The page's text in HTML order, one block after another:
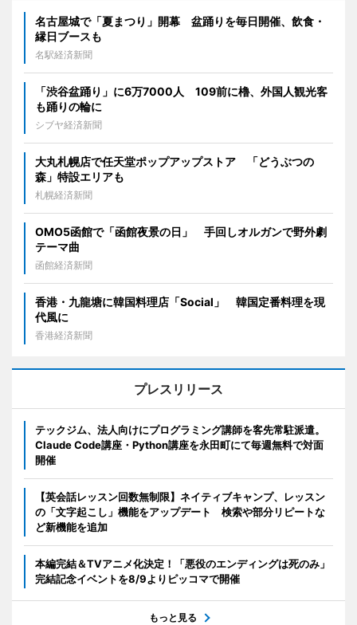
名古屋城で「夏まつり」開幕 盆踊りを毎日開催、飲食・
縁日ブースも
名駅経済新聞
「渋谷盆踊り」に6万7000人 109前に櫓、外国人観光客
も踊りの輪に
シブヤ経済新聞
大丸札幌店で任天堂ポップアップストア 「どうぶつの
森」特設エリアも
札幌経済新聞
OMO5函館で「函館夜景の日」 手回しオルガンで野外劇
テーマ曲
函館経済新聞
香港・九龍塘に韓国料理店「Social」 韓国定番料理を現
代風に
香港経済新聞
プレスリリース
テックジム、法人向けにプログラミング講師を客先常駐派遣。
Claude Code講座・Python講座を永田町にて毎週無料で対面
開催
【英会話レッスン回数無制限】ネイティブキャンプ、レッスン
の「文字起こし」機能をアップデート 検索や部分リピートな
ど新機能を追加
本編完結＆TVアニメ化決定！「悪役のエンディングは死のみ」
完結記念イベントを8/9よりピッコマで開催
もっと見る